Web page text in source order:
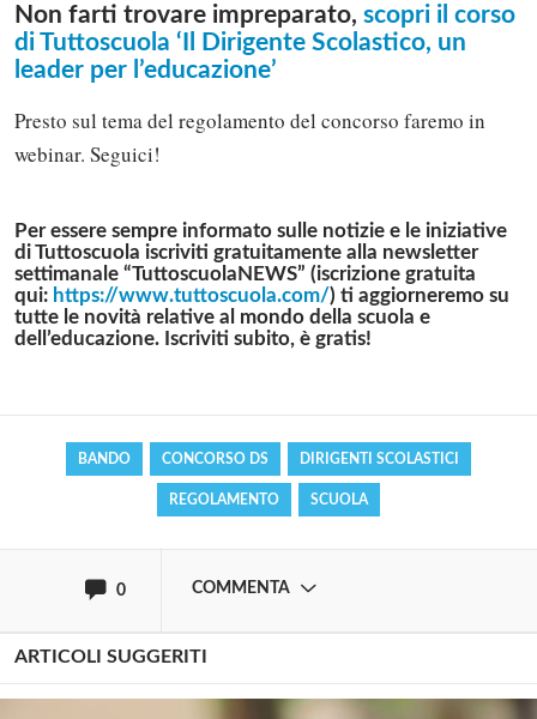
Non farti trovare impreparato, scopri il corso
di Tuttoscuola ‘Il Dirigente Scolastico, un
leader per l’educazione’
Presto sul tema del regolamento del concorso faremo in
webinar. Seguici!
Per essere sempre informato sulle notizie e le iniziative
di Tuttoscuola iscriviti gratuitamente alla newsletter
settimanale “TuttoscuolaNEWS” (iscrizione gratuita
qui: https://www.tuttoscuola.com/) ti aggiorneremo su
tutte le novità relative al mondo della scuola e
dell’educazione. Iscriviti subito, è gratis!
BANDO CONCORSO DS DIRIGENTI SCOLASTICI
REGOLAMENTO SCUOLA
0 COMMENTA
Solo gli utenti registrati possono
commentare!
Effettua il Login o Registrati
ARTICOLI SUGGERITI